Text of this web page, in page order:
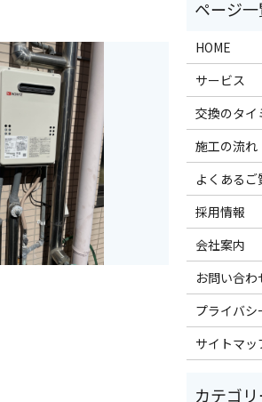
HOME
サービス
交換のタイ
施工の流れ
よくあるご
採用情報
会社案内
お問い合わ
プライバシ
サイトマッ